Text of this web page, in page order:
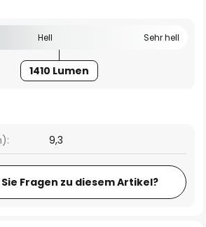
Hell Sehr hell
1410 Lumen
9,3
Fragen zu diesem Artikel?